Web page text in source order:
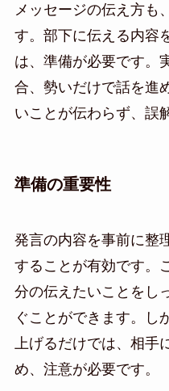
メッセージの伝え方も
す。部下に伝える内容
は、準備が必要です。
合、勢いだけで話を進
いことが伝わらず、誤
準備の重要性
発言の内容を事前に整
することが有効です。
分の伝えたいことをし
ぐことができます。し
上げるだけでは、相手
め、注意が必要です。